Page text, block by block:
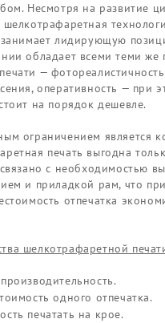
Несмотря на развитие
шелкотрафаретная
занимает лидирующую
обладает всеми теми же
—
оперативность — при
на порядок дешевле.
ограничением является
печать выгодна
с необходимостью
и приладкой рам, что
отпечатка
шелкотрафаретной
одного отпечатка.
печатать на крое.